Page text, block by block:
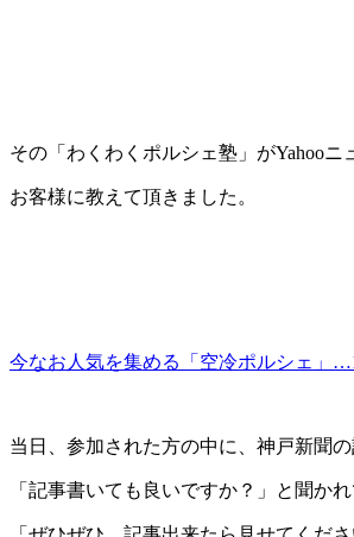
その「わくわくポルシェ塾」がYahooニ
お客様に教えて頂きました。
今なお人気を集める「空冷ポルシェ」
当日、参加された方の中に、神戸新聞
「記事書いても良いですか？」と聞かれ